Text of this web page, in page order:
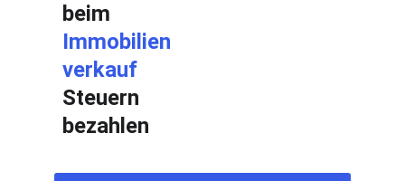
beim
Immobilien
verkauf
Steuern
bezahlen